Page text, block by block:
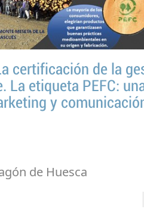
certificación de la
La etiqueta PEFC:
y
de Huesca